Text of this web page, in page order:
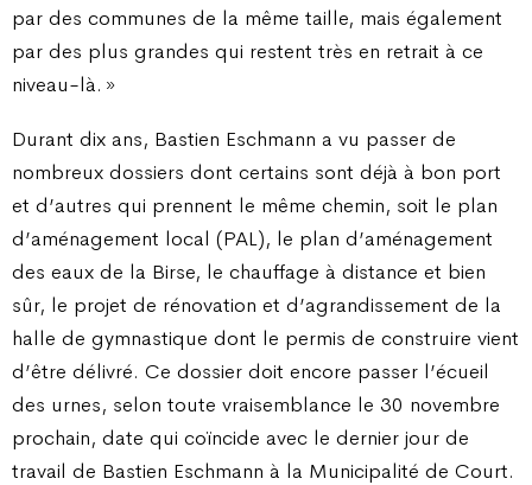
par des communes de la même taille, mais également
par des plus grandes qui restent très en retrait à ce
niveau-là. »
Durant dix ans, Bastien Eschmann a vu passer de
nombreux dossiers dont certains sont déjà à bon port
et d’autres qui prennent le même chemin, soit le plan
d’aménagement local (PAL), le plan d’aménagement
des eaux de la Birse, le chauffage à distance et bien
sûr, le projet de rénovation et d’agrandissement de la
halle de gymnastique dont le permis de construire vient
d’être délivré. Ce dossier doit encore passer l’écueil
des urnes, selon toute vraisemblance le 30 novembre
prochain, date qui coïncide avec le dernier jour de
travail de Bastien Eschmann à la Municipalité de Court.